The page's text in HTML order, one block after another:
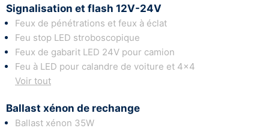
Signalisation et flash 12V-24V
Feux de pénétrations et feux à éclat
Feu stop LED stroboscopique
Feux de gabarit LED 24V pour camion
Feu à LED pour calandre de voiture et 4x4
Voir tout
Ballast xénon de rechange
Ballast xénon 35W